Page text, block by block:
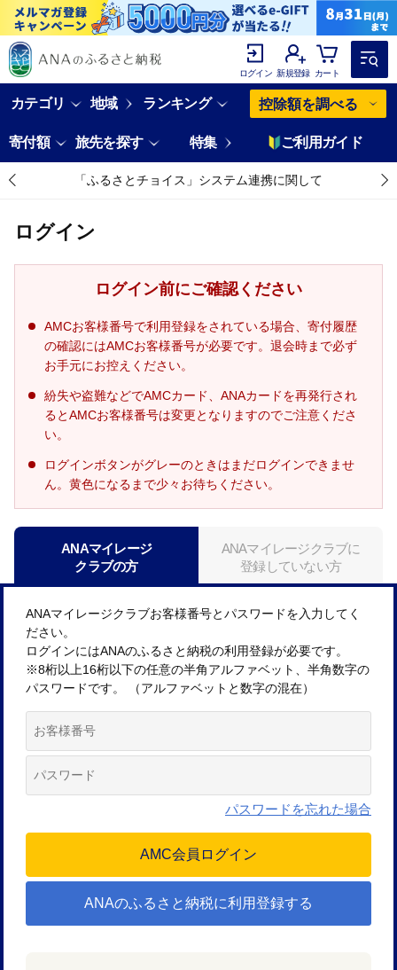
ログイン 新規登録 カート
カテゴリ 地域 ランキング 控除額を調べる
寄付額 旅先を探す 特集 ご利用ガイド
「ふるさとチョイス」システム連携に関して
ログイン
ログイン前にご確認ください
AMCお客様番号で利用登録をされている場合、寄付履歴
の確認にはAMCお客様番号が必要です。退会時まで必ず
お手元にお控えください。
紛失や盗難などでAMCカード、ANAカードを再発行され
るとAMCお客様番号は変更となりますのでご注意くださ
い。
ログインボタンがグレーのときはまだログインできませ
ん。黄色になるまで少々お待ちください。
ANAマイレージ
クラブの方
ANAマイレージクラブに
登録していない方
ANAマイレージクラブお客様番号とパスワードを入力してく
ださい。
ログインにはANAのふるさと納税の利用登録が必要です。
※8桁以上16桁以下の任意の半角アルファベット、半角数字の
パスワードです。 （アルファベットと数字の混在）
パスワードを忘れた場合
ANAのふるさと納税に利用登録する